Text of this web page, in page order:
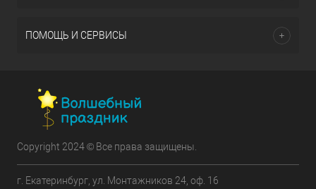
ПОМОЩЬ И СЕРВИСЫ
Copyright 2024 © Все права защищены.
г. Екатеринбург, ул. Монтажников 24, оф. 16